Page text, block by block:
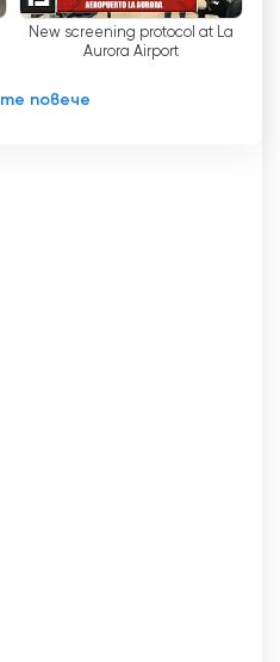
страна на
зрителите могат да
на живо или
телевизия в
New screening protocol at La
Aurora Airport
повече